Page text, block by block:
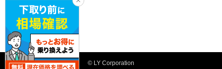
ヘルプ・お問い合わせ
carview! Yahoo! JAPAN
© LY Corporation